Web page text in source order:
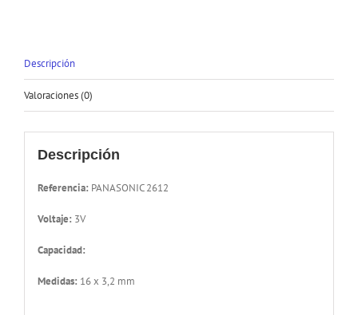
Descripción
Valoraciones (0)
Descripción
Referencia: PANASONIC 2612
Voltaje: 3V
Capacidad:
Medidas: 16 x 3,2 mm